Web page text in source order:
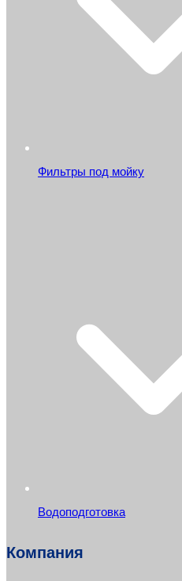
Фильтры под мойку
Водоподготовка
Компания